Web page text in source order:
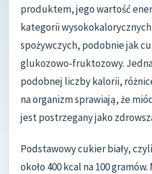
produktem, jego wartość
kategorii
spożywczych, podobnie jak
glukozowo-fruktozowy.
podobnej liczby kalorii,
na organizm sprawiają, że
jest postrzegany jako
Podstawowy cukier biały,
około 400 kcal na 100